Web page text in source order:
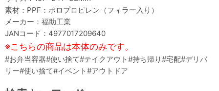
素材：PPF：ポロプロピレン（フィラー入り）
メーカー：福助工業
JANコード：4977017209640
※こちらの商品は本体のみです。
#お弁当容器#使い捨て#テイクアウト#持ち帰り#宅配#デリバ
リー#使い捨て#イベント#アウトドア